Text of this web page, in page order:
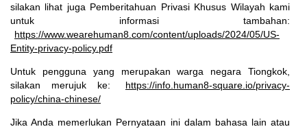
silakan lihat juga Pemberitahuan Privasi Khusus Wilayah kami
untuk informasi tambahan:
https://www.wearehuman8.com/content/uploads/2024/05/US-
Entity-privacy-policy.pdf
Untuk pengguna yang merupakan warga negara Tiongkok,
silakan merujuk ke:
https://info.human8-square.io/privacy-
policy/china-chinese/
Jika Anda memerlukan Pernyataan ini dalam bahasa lain atau